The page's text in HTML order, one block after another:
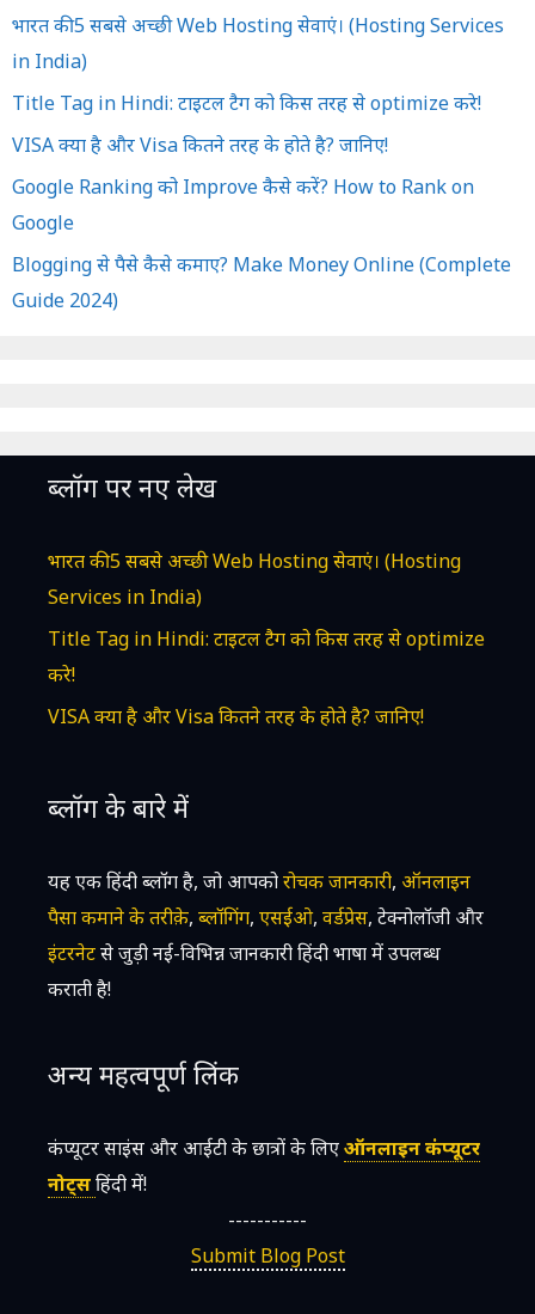
भारत की 5 सबसे अच्छी Web Hosting सेवाएं। (Hosting Services
in India)
Title Tag in Hindi: टाइटल टैग को किस तरह से optimize करे!
VISA क्या है और Visa कितने तरह के होते है? जानिए!
Google Ranking को Improve कैसे करें? How to Rank on
Google
Blogging से पैसे कैसे कमाए? Make Money Online (Complete
Guide 2024)
ब्लॉग पर नए लेख
भारत की 5 सबसे अच्छी Web Hosting सेवाएं। (Hosting
Services in India)
Title Tag in Hindi: टाइटल टैग को किस तरह से optimize
करे!
VISA क्या है और Visa कितने तरह के होते है? जानिए!
ब्लॉग के बारे में
यह एक हिंदी ब्लॉग है, जो आपकोरोचक जानकारी, ऑनलाइन
पैसा कमाने के तरीक़े, ब्लॉगिंग, एसईओ, वर्डप्रेस, टेक्नोलॉजी और
इंटरनेटसे जुड़ी नई-विभिन्न जानकारी हिंदी भाषा में उपलब्ध
कराती है!
अन्य महत्वपूर्ण लिंक
कंप्यूटर साइंस और आईटी के छात्रों के लिएऑनलाइन कंप्यूटर
नोट्सहिंदी में!
-----------
Submit Blog Post